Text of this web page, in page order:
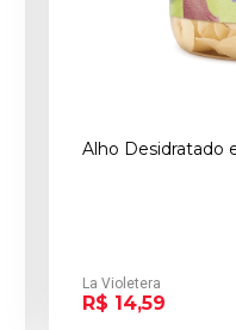
Alho Desidratado
La Violetera
R$ 14,59